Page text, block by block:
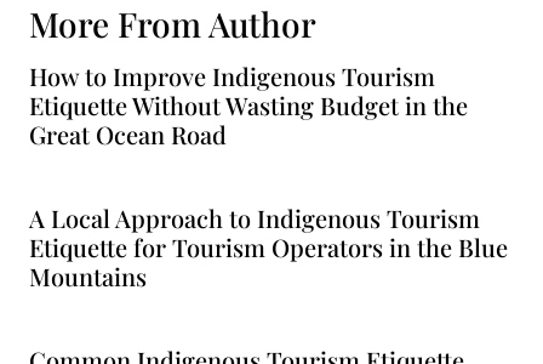
More From Author
How to Improve Indigenous Tourism
Etiquette Without Wasting Budget in the
Great Ocean Road
A Local Approach to Indigenous Tourism
Etiquette for Tourism Operators in the Blue
Mountains